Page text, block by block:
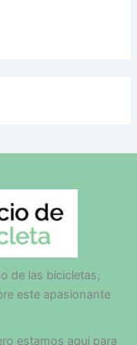
de las bicicletas,
este apasionante
estamos aquí para